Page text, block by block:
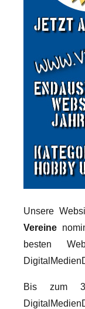
Unsere
Vereine
besten
Bis zum